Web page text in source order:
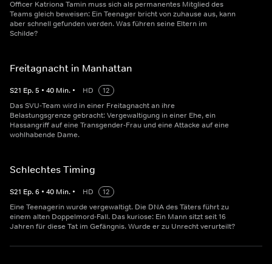
Officer Katriona Tamin muss sich als permanentes Mitglied des
Teams gleich beweisen: Ein Teenager bricht von zuhause aus, kann
aber schnell gefunden werden. Was führen seine Eltern im
Schilde?
Freitagnacht in Manhattan
S21 Ep.5 • 40 Min. • HD
12
Das SVU-Team wird in einer Freitagnacht an ihre
Belastungsgrenze gebracht: Vergewaltigung in einer Ehe, ein
Hassangriff auf eine Transgender-Frau und eine Attacke auf eine
wohlhabende Dame.
Schlechtes Timing
S21 Ep.6 • 40 Min. • HD
12
Eine Teenagerin wurde vergewaltigt. Die DNA des Täters führt zu
einem alten Doppelmord-Fall. Das kuriose: Ein Mann sitzt seit 16
Jahren für diese Tat im Gefängnis. Wurde er zu Unrecht verurteilt?